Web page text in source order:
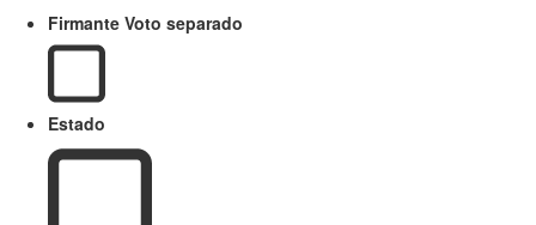
Firmante Voto separado
Estado